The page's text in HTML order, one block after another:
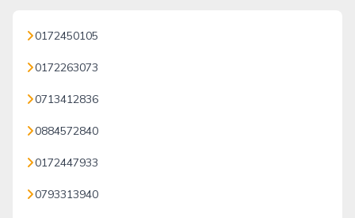
0172450105
0172263073
0713412836
0884572840
0172447933
0793313940